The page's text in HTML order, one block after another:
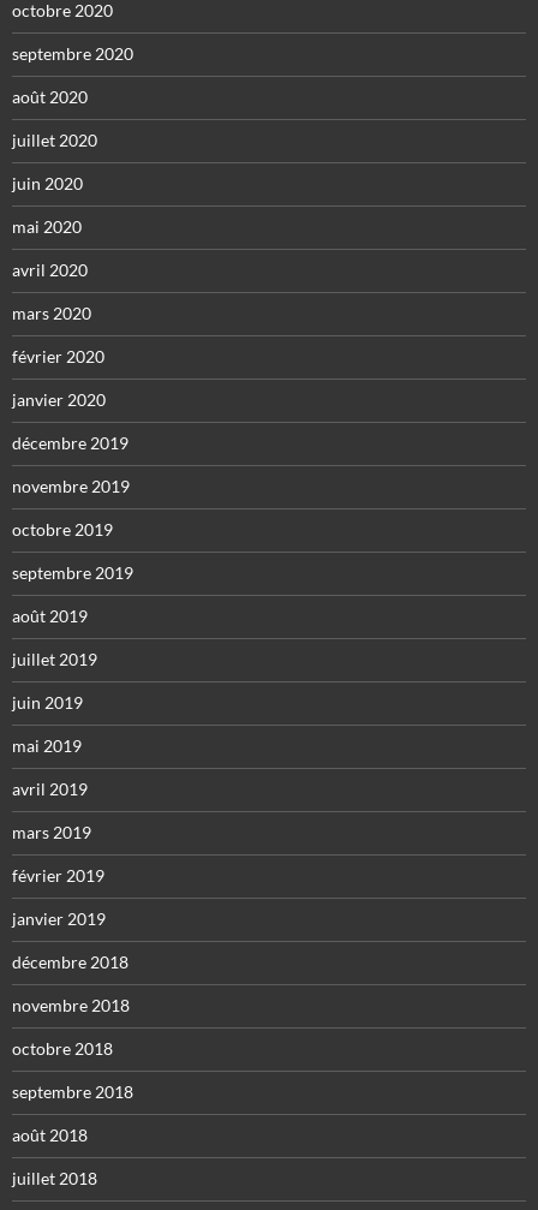
octobre 2020
septembre 2020
août 2020
juillet 2020
juin 2020
mai 2020
avril 2020
mars 2020
février 2020
janvier 2020
décembre 2019
novembre 2019
octobre 2019
septembre 2019
août 2019
juillet 2019
juin 2019
mai 2019
avril 2019
mars 2019
février 2019
janvier 2019
décembre 2018
novembre 2018
octobre 2018
septembre 2018
août 2018
juillet 2018